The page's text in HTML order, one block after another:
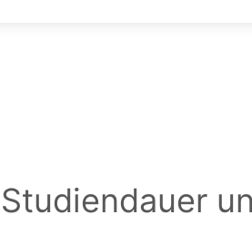
Studiendauer